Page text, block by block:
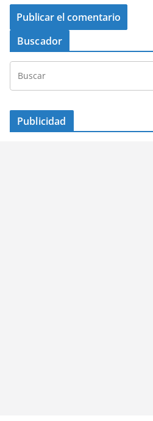
Buscador
Publicidad